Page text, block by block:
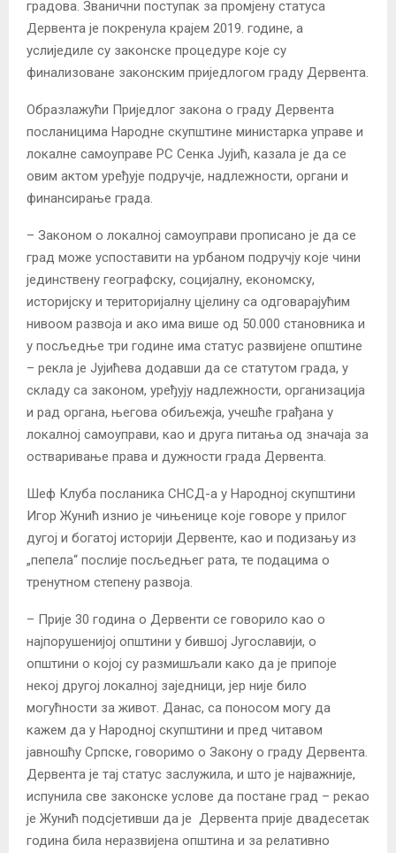
градова. Званични поступак за промјену статуса
Дервента је покренула крајем 2019. године, а
услиједиле су законске процедуре које су
финализоване законским приједлогом граду Дервeнта.
Образлажући Приједлог закона о граду Дервента
посланицима Народне скупштине министарка управе и
локалне самоуправе РС Сенка Јујић, казала је да се
овим актом уређује подручје, надлежности, органи и
финансирање града.
– Законом о локалној самоуправи прописано је да се
град може успоставити на урбаном подручју које чини
јединствену географску, социјалну, економску,
историјску и територијалну цјелину са одговарајућим
нивоом развоја и ако има више од 50.000 становника и
у посљедње три године има статус развијене општине
– рекла је Јујићева додавши да се статутом града, у
складу са законом, уређују надлежности, организација
и рад органа, његова обиљежја, учешће грађана у
локалној самоуправи, као и друга питања од значаја за
остваривање права и дужности града Дервента.
Шеф Клуба посланика СНСД-а у Народној скупштини
Игор Жунић изнио је чињенице које говоре у прилог
дугој и богатој историји Дервенте, као и подизању из
„пепела“ послије посљедњег рата, те подацима о
тренутном степену развоја.
– Прије 30 година о Дервенти се говорило као о
најпорушенијој општини у бившој Југославији, о
општини о којој су размишљали како да је припоје
некој другој локалној заједници, јер није било
могућности за живот. Данас, са поносом могу да
кажем да у Народној скупштини и пред читавом
јавношћу Српске, говоримо о Закону о граду Дервента.
Дервента је тај статус заслужила, и што је најважније,
испунила све законске услове да постане град – рекао
је Жунић подсјетивши да је Дервента прије двадесетак
година била неразвијена општина и за релативно